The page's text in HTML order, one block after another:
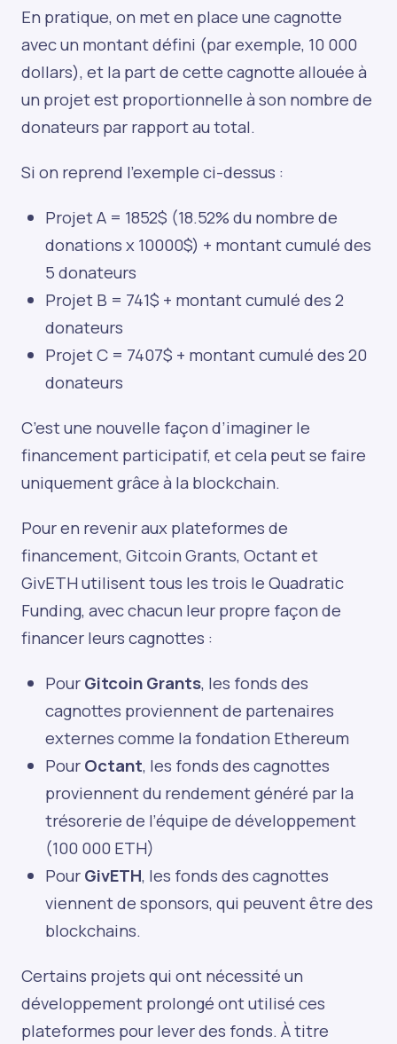
En pratique, on met en place une cagnotte
avec un montant défini (par exemple, 10 000
dollars), et la part de cette cagnotte allouée à
un projet est proportionnelle à son nombre de
donateurs par rapport au total.
Si on reprend l’exemple ci-dessus :
Projet A = 1852$ (18.52% du nombre de
donations x 10000$) + montant cumulé des
5 donateurs
Projet B = 741$ + montant cumulé des 2
donateurs
Projet C = 7407$ + montant cumulé des 20
donateurs
C’est une nouvelle façon d’imaginer le
financement participatif, et cela peut se faire
uniquement grâce à la blockchain.
Pour en revenir aux plateformes de
financement, Gitcoin Grants, Octant et
GivETH utilisent tous les trois le Quadratic
Funding, avec chacun leur propre façon de
financer leurs cagnottes :
PourGitcoin Grants, les fonds des
cagnottes proviennent de partenaires
externes comme la fondation Ethereum
PourOctant, les fonds des cagnottes
proviennent du rendement généré par la
trésorerie de l’équipe de développement
(100 000 ETH)
PourGivETH, les fonds des cagnottes
viennent de sponsors, qui peuvent être des
blockchains.
Certains projets qui ont nécessité un
développement prolongé ont utilisé ces
plateformes pour lever des fonds. À titre